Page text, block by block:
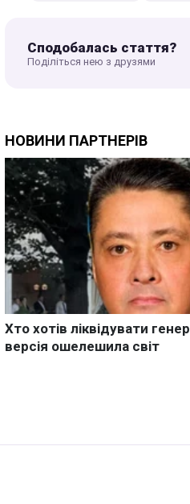
Сподобалась стаття?
Поділіться нею з друзями